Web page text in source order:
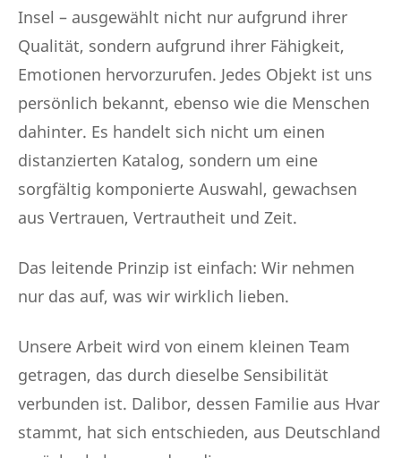
Insel – ausgewählt nicht nur aufgrund ihrer
Qualität, sondern aufgrund ihrer Fähigkeit,
Emotionen hervorzurufen. Jedes Objekt ist uns
persönlich bekannt, ebenso wie die Menschen
dahinter. Es handelt sich nicht um einen
distanzierten Katalog, sondern um eine
sorgfältig komponierte Auswahl, gewachsen
aus Vertrauen, Vertrautheit und Zeit.
Das leitende Prinzip ist einfach: Wir nehmen
nur das auf, was wir wirklich lieben.
Unsere Arbeit wird von einem kleinen Team
getragen, das durch dieselbe Sensibilität
verbunden ist. Dalibor, dessen Familie aus Hvar
stammt, hat sich entschieden, aus Deutschland